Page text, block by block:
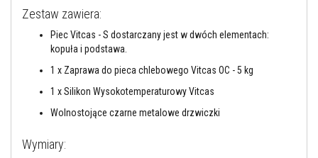
e
k
Zestaw zawiera:
Piec Vitcas - S dostarczany jest w dwóch elementach:
kopuła i podstawa.
1 x Zaprawa do pieca chlebowego Vitcas OC - 5 kg
1 x Silikon Wysokotemperaturowy Vitcas
Wolnostojące czarne metalowe drzwiczki
Wymiary: